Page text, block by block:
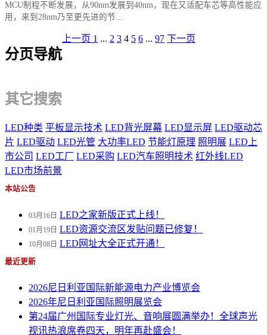
MCU制程不断发展，从90nm发展到40nm，现在又适配车芯等高性能应
用，来到28nm乃至更先进的节...
分页导航
上一页 1 ... 2 3 4 5 6 ... 97 下一页
其它搜索
LED种类 平板显示技术 LED背光屏幕 LED显示屏 LED驱动芯
片 LED驱动 LED光管 大功率LED 节能灯原理 照明展 LED上
市公司 LED工厂 LED采购 LED汽车照明技术 红外线LED
LED市场前景
本站公告
03月16日 LED之家新版正式上线！
01月19日 LED资源交流区发贴问题已修复！
10月08日 LED网址大全正式开通！
最近更新
2026尼日利亚国际新能源电力产业博览会
2026年尼日利亚国际照明展览会
第24届广州国际专业灯光、音响展圆满举办！全球声光
视讯热浪席卷四天，明年再赴盛会！